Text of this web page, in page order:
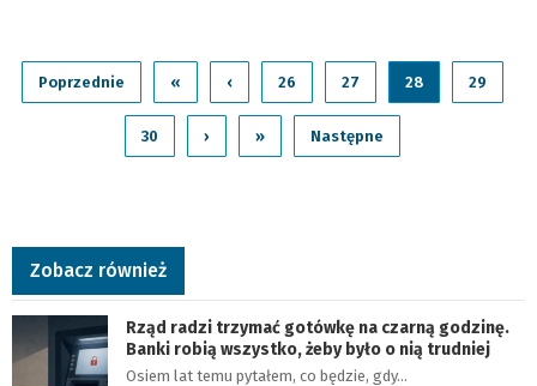
Poprzednie « ‹ 26 27 28 29
30 › » Następne
Zobacz również
Rząd radzi trzymać gotówkę na czarną godzinę.
Banki robią wszystko, żeby było o nią trudniej
Osiem lat temu pytałem, co będzie, gdy…